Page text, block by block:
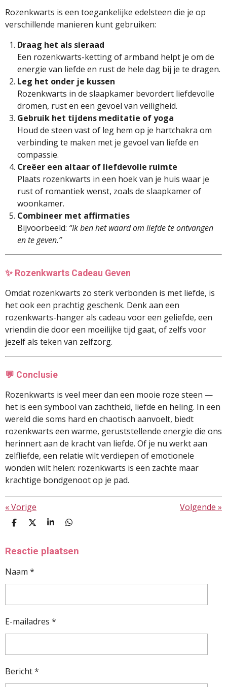
Rozenkwarts is een toegankelijke edelsteen die je op
verschillende manieren kunt gebruiken:
Draag het als sieraad
Een rozenkwarts-ketting of armband helpt je om de
energie van liefde en rust de hele dag bij je te dragen.
Leg het onder je kussen
Rozenkwarts in de slaapkamer bevordert liefdevolle
dromen, rust en een gevoel van veiligheid.
Gebruik het tijdens meditatie of yoga
Houd de steen vast of leg hem op je hartchakra om
verbinding te maken met je gevoel van liefde en
compassie.
Creëer een altaar of liefdevolle ruimte
Plaats rozenkwarts in een hoek van je huis waar je
rust of romantiek wenst, zoals de slaapkamer of
woonkamer.
Combineer met affirmaties
Bijvoorbeeld: “Ik ben het waard om liefde te ontvangen
en te geven.”
✨ Rozenkwarts Cadeau Geven
Omdat rozenkwarts zo sterk verbonden is met liefde, is
het ook een prachtig geschenk. Denk aan een
rozenkwarts-hanger als cadeau voor een geliefde, een
vriendin die door een moeilijke tijd gaat, of zelfs voor
jezelf als teken van zelfzorg.
💬 Conclusie
Rozenkwarts is veel meer dan een mooie roze steen —
het is een symbool van zachtheid, liefde en heling. In een
wereld die soms hard en chaotisch aanvoelt, biedt
rozenkwarts een warme, geruststellende energie die ons
herinnert aan de kracht van liefde. Of je nu werkt aan
zelfliefde, een relatie wilt verdiepen of emotionele
wonden wilt helen: rozenkwarts is een zachte maar
krachtige bondgenoot op je pad.
«Vorige Volgende »
D
E
D
L
S
R
D
E
Reactie plaatsen
Naam *
E-mailadres *
Bericht *